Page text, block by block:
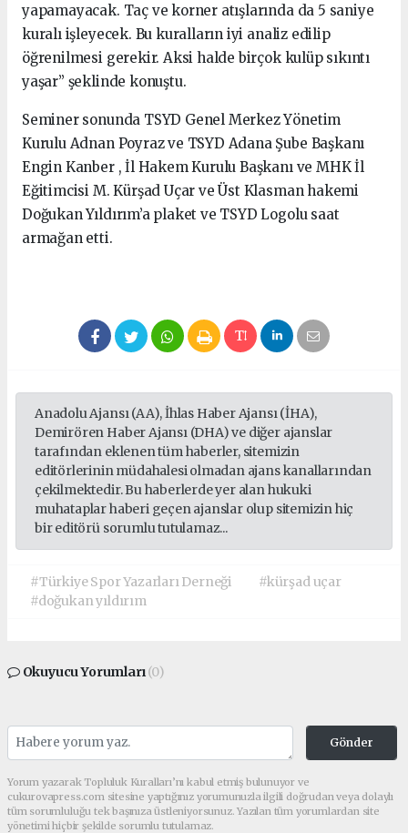
yapamayacak. Taç ve korner atışlarında da 5 saniye
kuralı işleyecek. Bu kuralların iyi analiz edilip
öğrenilmesi gerekir. Aksi halde birçok kulüp sıkıntı
yaşar” şeklinde konuştu.
Seminer sonunda TSYD Genel Merkez Yönetim
Kurulu Adnan Poyraz ve TSYD Adana Şube Başkanı
Engin Kanber , İl Hakem Kurulu Başkanı ve MHK İl
Eğitimcisi M. Kürşad Uçar ve Üst Klasman hakemi
Doğukan Yıldırım’a plaket ve TSYD Logolu saat
armağan etti.
Anadolu Ajansı (AA), İhlas Haber Ajansı (İHA),
Demirören Haber Ajansı (DHA) ve diğer ajanslar
tarafından eklenen tüm haberler, sitemizin
editörlerinin müdahalesi olmadan ajans kanallarından
çekilmektedir. Bu haberlerde yer alan hukuki
muhataplar haberi geçen ajanslar olup sitemizin hiç
bir editörü sorumlu tutulamaz...
#Türkiye Spor Yazarları Derneği
#kürşad uçar
#doğukan yıldırım
Okuyucu Yorumları(0)
Gönder
Yorum yazarak Topluluk Kuralları’nı kabul etmiş bulunuyor ve
cukurovapress.com sitesine yaptığınız yorumunuzla ilgili doğrudan veya dolaylı
tüm sorumluluğu tek başınıza üstleniyorsunuz. Yazılan tüm yorumlardan site
yönetimi hiçbir şekilde sorumlu tutulamaz.